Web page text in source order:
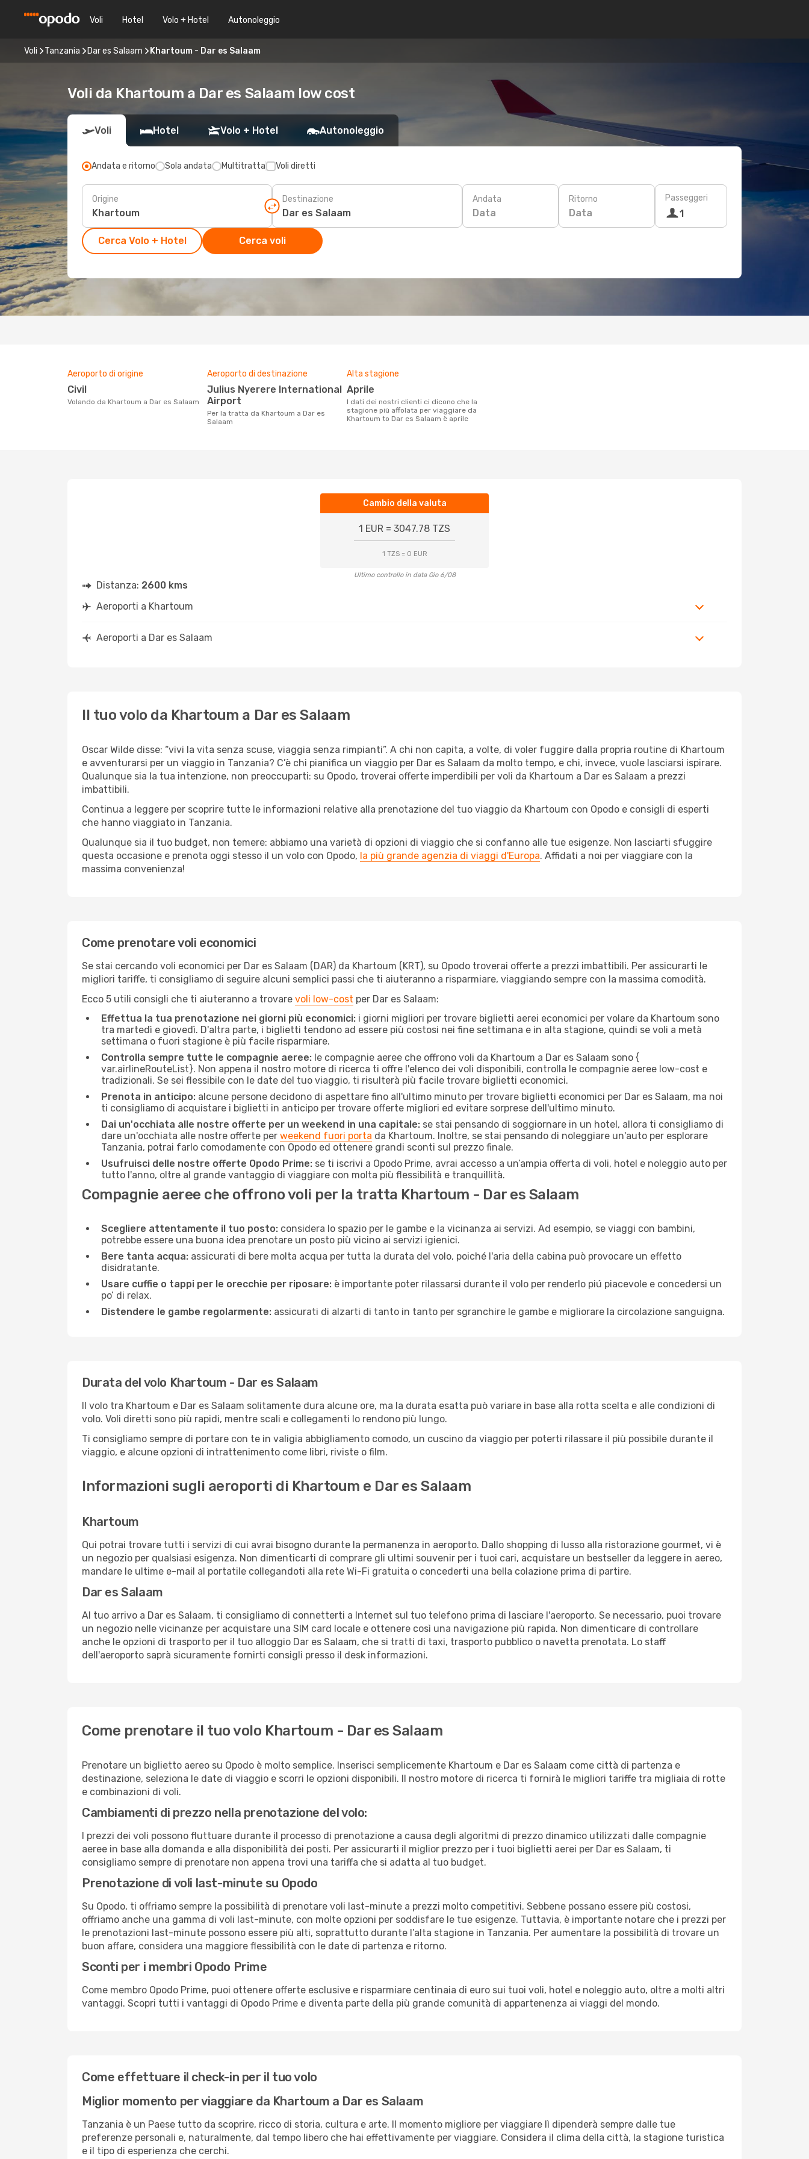
Voli Hotel Volo + Hotel Autonoleggio
Voli Tanzania Dar es Salaam Khartoum - Dar es Salaam
Voli da Khartoum a Dar es Salaam low cost
Voli Hotel Volo + Hotel Autonoleggio
Andata e ritorno Sola andata Multitratta Voli diretti
Origine Destinazione Andata
Data
Ritorno
Data
Passeggeri
1
Cerca Volo + Hotel Cerca voli
Aeroporto di origine
Civil
Volando da Khartoum a Dar es Salaam
Aeroporto di destinazione
Julius Nyerere International
Airport
Per la tratta da Khartoum a Dar es
Salaam
Alta stagione
aprile
I dati dei nostri clienti ci dicono che la
stagione più affolata per viaggiare da
Khartoum to Dar es Salaam è aprile
Cambio della valuta
1 EUR = 3047.78 TZS
1 TZS = 0 EUR
Ultimo controllo in data Gio 6/08
Distanza: 2600 kms
Aeroporti a Khartoum
Aeroporti a Dar es Salaam
Il tuo volo da Khartoum a Dar es Salaam
Oscar Wilde disse: “vivi la vita senza scuse, viaggia senza rimpianti”. A chi non capita, a volte, di voler fuggire dalla propria routine di Khartoum
e avventurarsi per un viaggio in Tanzania? C’è chi pianifica un viaggio per Dar es Salaam da molto tempo, e chi, invece, vuole lasciarsi ispirare.
Qualunque sia la tua intenzione, non preoccuparti: su Opodo, troverai offerte imperdibili per voli da Khartoum a Dar es Salaam a prezzi
imbattibili.
Continua a leggere per scoprire tutte le informazioni relative alla prenotazione del tuo viaggio da Khartoum con Opodo e consigli di esperti
che hanno viaggiato in Tanzania.
Qualunque sia il tuo budget, non temere: abbiamo una varietà di opzioni di viaggio che si confanno alle tue esigenze. Non lasciarti sfuggire
questa occasione e prenota oggi stesso il un volo con Opodo, la più grande agenzia di viaggi d'Europa. Affidati a noi per viaggiare con la
massima convenienza!
Come prenotare voli economici
Se stai cercando voli economici per Dar es Salaam (DAR) da Khartoum (KRT), su Opodo troverai offerte a prezzi imbattibili. Per assicurarti le
migliori tariffe, ti consigliamo di seguire alcuni semplici passi che ti aiuteranno a risparmiare, viaggiando sempre con la massima comodità.
Ecco 5 utili consigli che ti aiuteranno a trovare voli low-cost per Dar es Salaam:
Effettua la tua prenotazione nei giorni più economici: i giorni migliori per trovare biglietti aerei economici per volare da Khartoum sono
tra martedì e giovedì. D'altra parte, i biglietti tendono ad essere più costosi nei fine settimana e in alta stagione, quindi se voli a metà
settimana o fuori stagione è più facile risparmiare.
Controlla sempre tutte le compagnie aeree: le compagnie aeree che offrono voli da Khartoum a Dar es Salaam sono {​
var.airlineRouteList}. Non appena il nostro motore di ricerca ti offre l'elenco dei voli disponibili, controlla le compagnie aeree low-cost e
tradizionali. Se sei flessibile con le date del tuo viaggio, ti risulterà più facile trovare biglietti economici.
Prenota in anticipo: alcune persone decidono di aspettare fino all'ultimo minuto per trovare biglietti economici per Dar es Salaam, ma noi
ti consigliamo di acquistare i biglietti in anticipo per trovare offerte migliori ed evitare sorprese dell'ultimo minuto.
Dai un'occhiata alle nostre offerte per un weekend in una capitale: se stai pensando di soggiornare in un hotel, allora ti consigliamo di
dare un'occhiata alle nostre offerte per weekend fuori porta da Khartoum. Inoltre, se stai pensando di noleggiare un'auto per esplorare
Tanzania, potrai farlo comodamente con Opodo ed ottenere grandi sconti sul prezzo finale.
Usufruisci delle nostre offerte Opodo Prime: se ti iscrivi a Opodo Prime, avrai accesso a un’ampia offerta di voli, hotel e noleggio auto per
tutto l'anno, oltre al grande vantaggio di viaggiare con molta più flessibilità e tranquillità.
Compagnie aeree che offrono voli per la tratta Khartoum - Dar es Salaam
Scegliere attentamente il tuo posto: considera lo spazio per le gambe e la vicinanza ai servizi. Ad esempio, se viaggi con bambini,
potrebbe essere una buona idea prenotare un posto più vicino ai servizi igienici.
Bere tanta acqua: assicurati di bere molta acqua per tutta la durata del volo, poiché l'aria della cabina può provocare un effetto
disidratante.
Usare cuffie o tappi per le orecchie per riposare: è importante poter rilassarsi durante il volo per renderlo piú piacevole e concedersi un
po’ di relax.
Distendere le gambe regolarmente: assicurati di alzarti di tanto in tanto per sgranchire le gambe e migliorare la circolazione sanguigna.
Durata del volo Khartoum - Dar es Salaam
Il volo tra Khartoum e Dar es Salaam solitamente dura alcune ore, ma la durata esatta può variare in base alla rotta scelta e alle condizioni di
volo. Voli diretti sono più rapidi, mentre scali e collegamenti lo rendono più lungo.
Ti consigliamo sempre di portare con te in valigia abbigliamento comodo, un cuscino da viaggio per poterti rilassare il più possibile durante il
viaggio, e alcune opzioni di intrattenimento come libri, riviste o film.
Informazioni sugli aeroporti di Khartoum e Dar es Salaam
Khartoum
Qui potrai trovare tutti i servizi di cui avrai bisogno durante la permanenza in aeroporto. Dallo shopping di lusso alla ristorazione gourmet, vi è
un negozio per qualsiasi esigenza. Non dimenticarti di comprare gli ultimi souvenir per i tuoi cari, acquistare un bestseller da leggere in aereo,
mandare le ultime e-mail al portatile collegandoti alla rete Wi-Fi gratuita o concederti una bella colazione prima di partire.
Dar es Salaam
Al tuo arrivo a Dar es Salaam, ti consigliamo di connetterti a Internet sul tuo telefono prima di lasciare l'aeroporto. Se necessario, puoi trovare
un negozio nelle vicinanze per acquistare una SIM card locale e ottenere così una navigazione più rapida. Non dimenticare di controllare
anche le opzioni di trasporto per il tuo alloggio Dar es Salaam, che si tratti di taxi, trasporto pubblico o navetta prenotata. Lo staff
dell'aeroporto saprà sicuramente fornirti consigli presso il desk informazioni.
Come prenotare il tuo volo Khartoum - Dar es Salaam
Prenotare un biglietto aereo su Opodo è molto semplice. Inserisci semplicemente Khartoum e Dar es Salaam come città di partenza e
destinazione, seleziona le date di viaggio e scorri le opzioni disponibili. Il nostro motore di ricerca ti fornirà le migliori tariffe tra migliaia di rotte
e combinazioni di voli.
Cambiamenti di prezzo nella prenotazione del volo:
I prezzi dei voli possono fluttuare durante il processo di prenotazione a causa degli algoritmi di prezzo dinamico utilizzati dalle compagnie
aeree in base alla domanda e alla disponibilità dei posti. Per assicurarti il miglior prezzo per i tuoi biglietti aerei per Dar es Salaam, ti
consigliamo sempre di prenotare non appena trovi una tariffa che si adatta al tuo budget.
Prenotazione di voli last-minute su Opodo
Su Opodo, ti offriamo sempre la possibilità di prenotare voli last-minute a prezzi molto competitivi. Sebbene possano essere più costosi,
offriamo anche una gamma di voli last-minute, con molte opzioni per soddisfare le tue esigenze. Tuttavia, è importante notare che i prezzi per
le prenotazioni last-minute possono essere più alti, soprattutto durante l’alta stagione in Tanzania. Per aumentare la possibilità di trovare un
buon affare, considera una maggiore flessibilità con le date di partenza e ritorno.
Sconti per i membri Opodo Prime
Come membro Opodo Prime, puoi ottenere offerte esclusive e risparmiare centinaia di euro sui tuoi voli, hotel e noleggio auto, oltre a molti altri
vantaggi. Scopri tutti i vantaggi di Opodo Prime e diventa parte della più grande comunità di appartenenza ai viaggi del mondo.
Come effettuare il check-in per il tuo volo
Miglior momento per viaggiare da Khartoum a Dar es Salaam
Tanzania è un Paese tutto da scoprire, ricco di storia, cultura e arte. Il momento migliore per viaggiare lì dipenderà sempre dalle tue
preferenze personali e, naturalmente, dal tempo libero che hai effettivamente per viaggiare. Considera il clima della città, la stagione turistica
e il tipo di esperienza che cerchi.